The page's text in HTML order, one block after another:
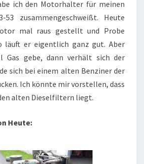
DIESEL
3-
53
ich den Motorhalter für meinen
zusammengeschweißt. Heute
mal raus gestellt und Probe
läuft er eigentlich ganz gut. Aber
Gas gebe, dann verhält sich der
sich bei einem alten Benziner der
Ich könnte mir vorstellen, dass
alten Dieselfiltern liegt.
Heute: